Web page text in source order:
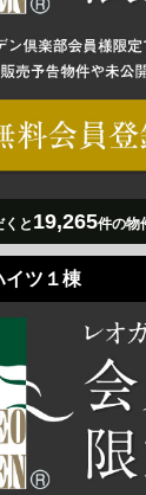
くと 19,265件の物
イツ１棟